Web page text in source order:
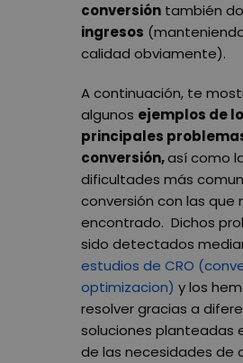
conversióntambién
ingresos
calidad obviamente).
A continuación, te
algunos ejemplos de
principales
conversión,así como
dificultades más
conversión con las que
encontrado. Dichos
sido detectados
estudios de CRO
optimizacion) y los
resolver gracias a
soluciones planteadas
de las necesidades de